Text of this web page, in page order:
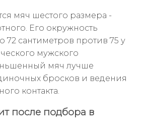
мяч шестого размера -
Его окружность
72 сантиметров против 75 у
мужского
мяч лучше
бросков и ведения
контакта.
после подбора в